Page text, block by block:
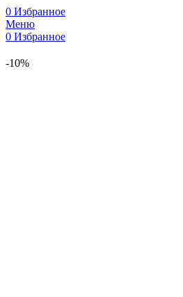
0 Избранное
Меню
0 Избранное
-10%